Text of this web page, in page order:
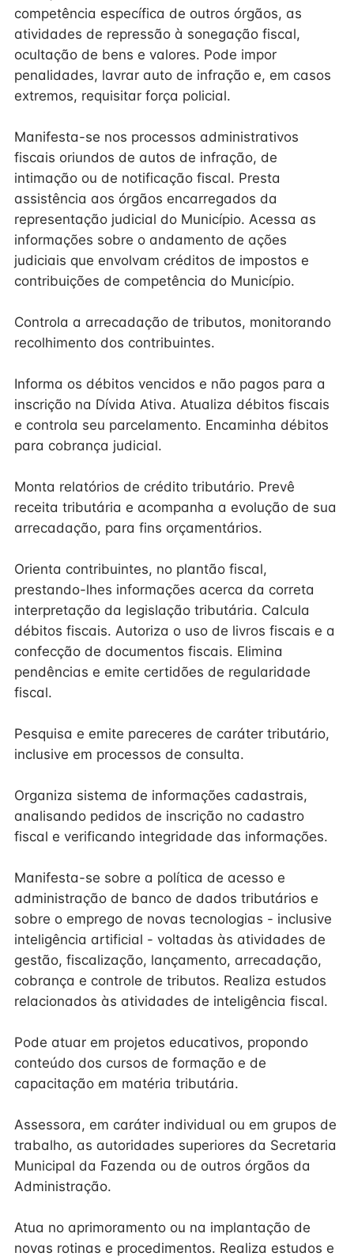
competência específica de outros órgãos, as
atividades de repressão à sonegação fiscal,
ocultação de bens e valores. Pode impor
penalidades, lavrar auto de infração e, em casos
extremos, requisitar força policial.
Manifesta-se nos processos administrativos
fiscais oriundos de autos de infração, de
intimação ou de notificação fiscal. Presta
assistência aos órgãos encarregados da
representação judicial do Município. Acessa as
informações sobre o andamento de ações
judiciais que envolvam créditos de impostos e
contribuições de competência do Município.
Controla a arrecadação de tributos, monitorando
recolhimento dos contribuintes.
Informa os débitos vencidos e não pagos para a
inscrição na Dívida Ativa. Atualiza débitos fiscais
e controla seu parcelamento. Encaminha débitos
para cobrança judicial.
Monta relatórios de crédito tributário. Prevê
receita tributária e acompanha a evolução de sua
arrecadação, para fins orçamentários.
Orienta contribuintes, no plantão fiscal,
prestando-lhes informações acerca da correta
interpretação da legislação tributária. Calcula
débitos fiscais. Autoriza o uso de livros fiscais e a
confecção de documentos fiscais. Elimina
pendências e emite certidões de regularidade
fiscal.
Pesquisa e emite pareceres de caráter tributário,
inclusive em processos de consulta.
Organiza sistema de informações cadastrais,
analisando pedidos de inscrição no cadastro
fiscal e verificando integridade das informações.
Manifesta-se sobre a política de acesso e
administração de banco de dados tributários e
sobre o emprego de novas tecnologias - inclusive
inteligência artificial - voltadas às atividades de
gestão, fiscalização, lançamento, arrecadação,
cobrança e controle de tributos. Realiza estudos
relacionados às atividades de inteligência fiscal.
Pode atuar em projetos educativos, propondo
conteúdo dos cursos de formação e de
capacitação em matéria tributária.
Assessora, em caráter individual ou em grupos de
trabalho, as autoridades superiores da Secretaria
Municipal da Fazenda ou de outros órgãos da
Administração.
Atua no aprimoramento ou na implantação de
novas rotinas e procedimentos. Realiza estudos e